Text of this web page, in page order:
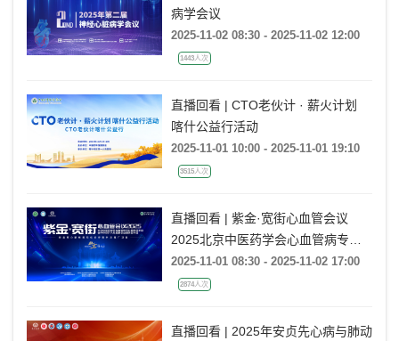
病学会议
2025-11-02 08:30 - 2025-11-02 12:00
1443人次
直播回看 | CTO老伙计 · 薪火计划
喀什公益行活动
2025-11-01 10:00 - 2025-11-01 19:10
3515人次
直播回看 | 紫金·宽街心血管会议
2025北京中医药学会心血管病专业
委员会年会暨世界中联介入心脏病专
业委员会年会
2025-11-01 08:30 - 2025-11-02 17:00
2874人次
直播回看 | 2025年安贞先心病与肺动